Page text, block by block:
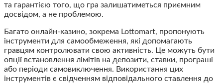
та гарантією того, що гра залишатиметься приємним
досвідом, а не проблемою.
Багато онлайн-казино, зокрема Lottomart, пропонують
інструменти для самообмеження, які допомагають
гравцям контролювати свою активність. Це можуть бути
опції встановлення лімітів на депозити, ставки, програші
або періоди самовиключення. Використання цих
інструментів є свідченням відповідального ставлення до